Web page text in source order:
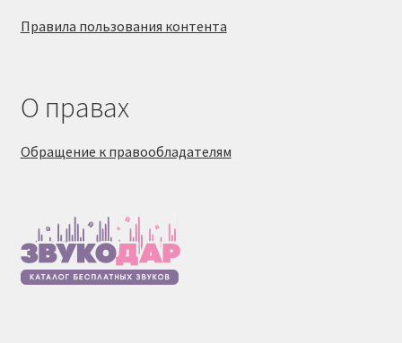
Правила пользования контента
О правах
Обращение к правообладателям